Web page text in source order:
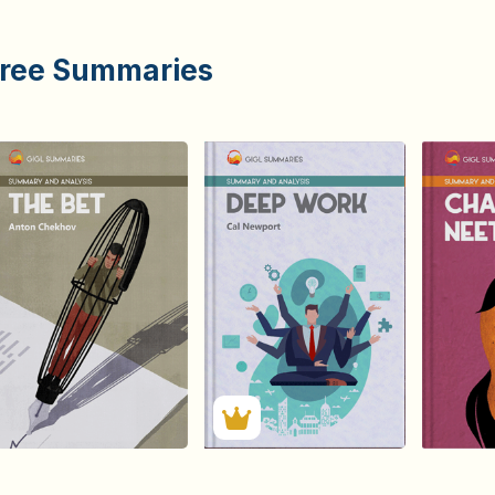
Summaries
हिंदी (Hindi)
The Bet
byAnton Chekhov
1634
Summary by
GIGLER
1622082 1622082
हिंदी (Hindi)
Deep Work
byCal Newport
2398
Summary by
GIGLER
4131422
by